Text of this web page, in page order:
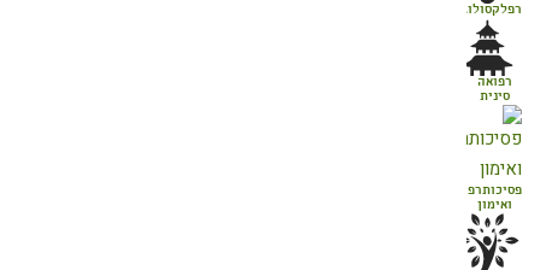
רפלקסולוגיה
רפואה
סינית
פסיכותרפיה
ואימון